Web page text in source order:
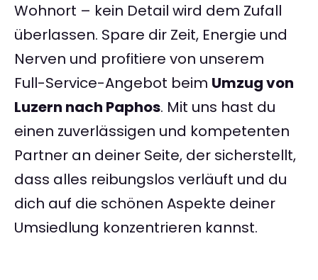
Wohnort – kein Detail wird dem Zufall
überlassen. Spare dir Zeit, Energie und
Nerven und profitiere von unserem
Full-Service-Angebot beim Umzug von
Luzern nach Paphos. Mit uns hast du
einen zuverlässigen und kompetenten
Partner an deiner Seite, der sicherstellt,
dass alles reibungslos verläuft und du
dich auf die schönen Aspekte deiner
Umsiedlung konzentrieren kannst.